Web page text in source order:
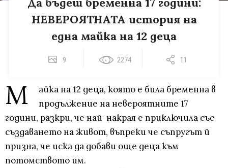
НЕВЕРОЯТНАТА история на
една майка на 12 деца
9 2274 11
М
айка на 12 деца, която е била бременна в
продължение на невероятните 17
години, разкри, че най-накрая е приключила със
създаването на живот, въпреки че съпругът й
призна, че иска да добави още деца към
потомството им.